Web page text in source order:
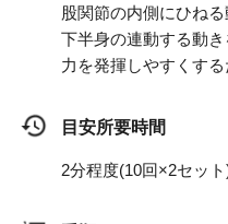
股関節の内側にひね
下半身の連動する動
力を発揮しやすくする
目安所要時間
2分程度(10回×2セット